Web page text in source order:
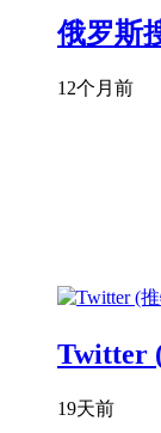
俄罗斯
12个月前
Twitter
19天前